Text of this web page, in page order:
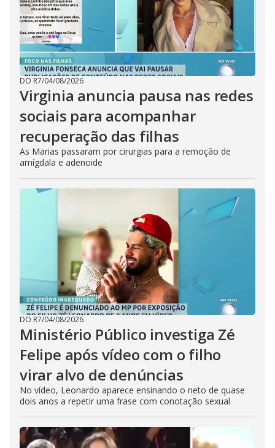
DO R7/04/08/2026
Virginia anuncia pausa nas redes
sociais para acompanhar
recuperação das filhas
As Marias passaram por cirurgias para a remoção de
amígdala e adenoide
DO R7/04/08/2026
Ministério Público investiga Zé
Felipe após vídeo com o filho
virar alvo de denúncias
No vídeo, Leonardo aparece ensinando o neto de quase
dois anos a repetir uma frase com conotação sexual